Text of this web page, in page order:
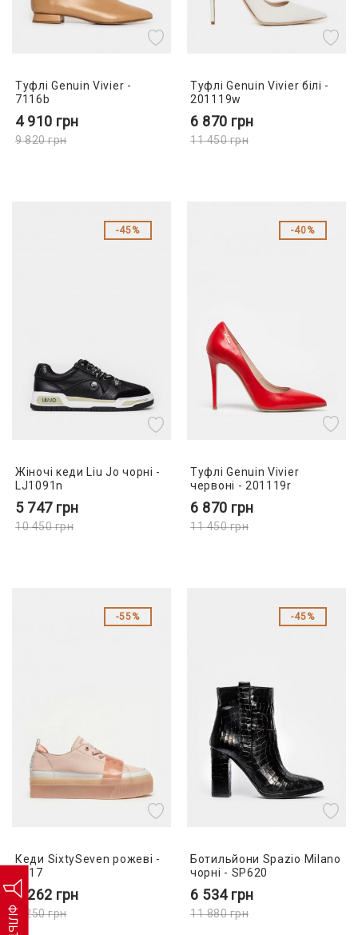
ФІЛЬТР
Туфлі Genuin Vivier -
7116b
4 910 грн
9 820грн
Туфлі Genuin Vivier білі -
201119w
6 870 грн
11 450грн
45%
Жіночі кеди Liu Jo чорні -
LJ1091n
5 747 грн
10 450грн
40%
Туфлі Genuin Vivier
червоні - 201119r
6 870 грн
11 450грн
55%
Кеди SixtySeven рожеві -
1617
3 262 грн
7 250грн
45%
Ботильйони Spazio Milano
чорні - SP620
6 534грн
11 880грн